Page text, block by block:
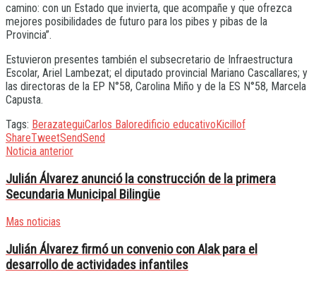
camino: con un Estado que invierta, que acompañe y que ofrezca
mejores posibilidades de futuro para los pibes y pibas de la
Provincia”.
Estuvieron presentes también el subsecretario de Infraestructura
Escolar, Ariel Lambezat; el diputado provincial Mariano Cascallares; y
las directoras de la EP N°58, Carolina Miño y de la ES N°58, Marcela
Capusta.
Tags: BerazateguiCarlos Baloredificio educativoKicillof
ShareTweetSendSend
Noticia anterior
Julián Álvarez anunció la construcción de la primera
Secundaria Municipal Bilingüe
Mas noticias
Julián Álvarez firmó un convenio con Alak para el
desarrollo de actividades infantiles